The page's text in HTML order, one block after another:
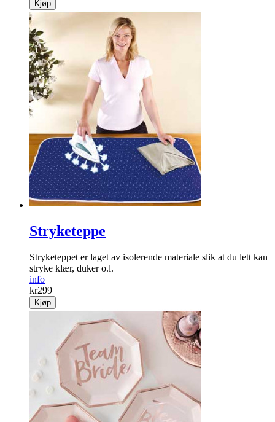
Vindustermometer
Dekorativt! Festes enkelt på vinduet med suge- kopper.
info
kr149
Kjøp
Stryketeppe
Stryketeppet er laget av isolerende materiale slik at du lett kan